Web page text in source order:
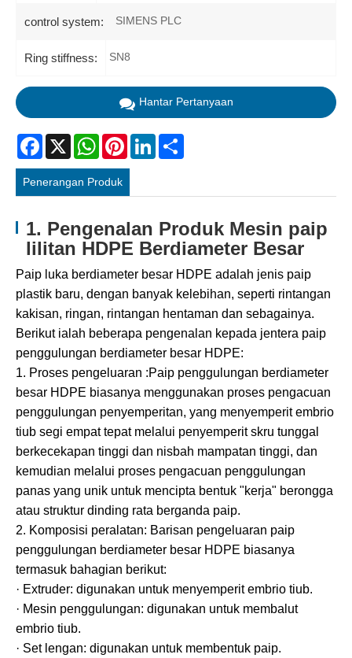
control system: SIMENS PLC
Ring stiffness: SN8
Hantar Pertanyaan
Facebook
X WhatsAppPinterestLinkedIn
Penerangan Produk
1. Pengenalan Produk Mesin paip
lilitan HDPE Berdiameter Besar
Paip luka berdiameter besar HDPE adalah jenis paip
plastik baru, dengan banyak kelebihan, seperti rintangan
kakisan, ringan, rintangan hentaman dan sebagainya.
Berikut ialah beberapa pengenalan kepada jentera paip
penggulungan berdiameter besar HDPE:
1. Proses pengeluaran :Paip penggulungan berdiameter
besar HDPE biasanya menggunakan proses pengacuan
penggulungan penyemperitan, yang menyemperit embrio
tiub segi empat tepat melalui penyemperit skru tunggal
berkecekapan tinggi dan nisbah mampatan tinggi, dan
kemudian melalui proses pengacuan penggulungan
panas yang unik untuk mencipta bentuk "kerja" berongga
atau struktur dinding rata berganda paip.
2. Komposisi peralatan: Barisan pengeluaran paip
penggulungan berdiameter besar HDPE biasanya
termasuk bahagian berikut:
· Extruder: digunakan untuk menyemperit embrio tiub.
· Mesin penggulungan: digunakan untuk membalut
embrio tiub.
· Set lengan: digunakan untuk membentuk paip.